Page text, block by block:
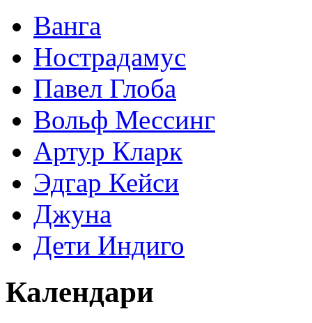
Ванга
Нострадамус
Павел Глоба
Вольф Мессинг
Артур Кларк
Эдгар Кейси
Джуна
Дети Индиго
Календари